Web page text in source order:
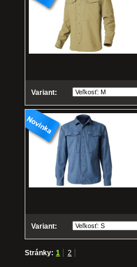
Variant:
Variant:
Stránky: 1 2